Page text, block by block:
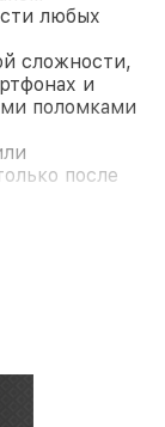
любых
сложности,
и
поломками
после
В случае